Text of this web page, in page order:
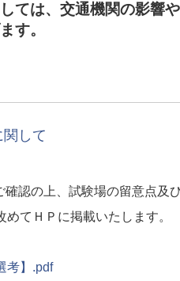
ては、交通機関の影響
す。
して
認の上、試験場の留意点及
てＨＰに掲載いたします。
考】.pdf